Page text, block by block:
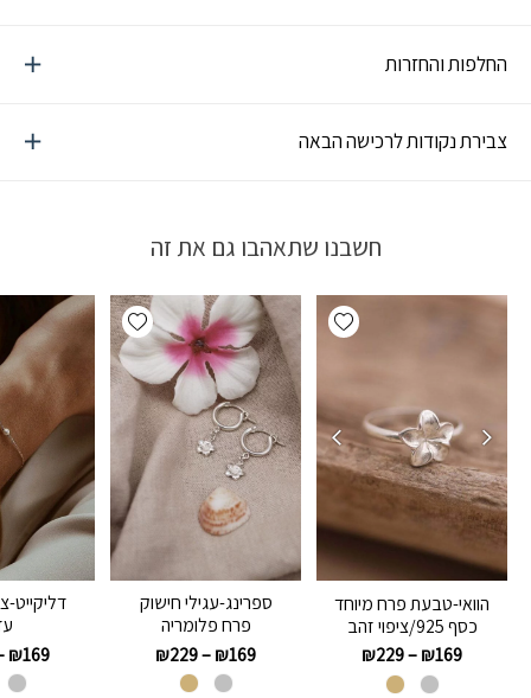
החלפות והחזרות
צבירת נקודות לרכישה הבאה
חשבנו שתאהבו גם את זה
Add wishlist
הוואי-טבעת פרח מיוחד
כסף 925/ציפוי זהב
₪169
–
₪229
Add wishlist
ספרינג-עגילי חישוק
פרח פלומריה
₪169
–
₪229
דליקייט-
₪169